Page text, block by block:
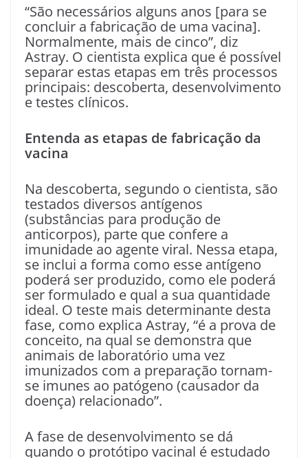
“São necessários alguns anos [para se
concluir a fabricação de uma vacina].
Normalmente, mais de cinco”, diz
Astray. O cientista explica que é possível
separar estas etapas em três processos
principais: descoberta, desenvolvimento
e testes clínicos.
Entenda as etapas de fabricação da
vacina
Na descoberta, segundo o cientista, são
testados diversos antígenos
(substâncias para produção de
anticorpos), parte que confere a
imunidade ao agente viral. Nessa etapa,
se inclui a forma como esse antígeno
poderá ser produzido, como ele poderá
ser formulado e qual a sua quantidade
ideal. O teste mais determinante desta
fase, como explica Astray, “é a prova de
conceito, na qual se demonstra que
animais de laboratório uma vez
imunizados com a preparação tornam-
se imunes ao patógeno (causador da
doença) relacionado”.
A fase de desenvolvimento se dá
quando o protótipo vacinal é estudado